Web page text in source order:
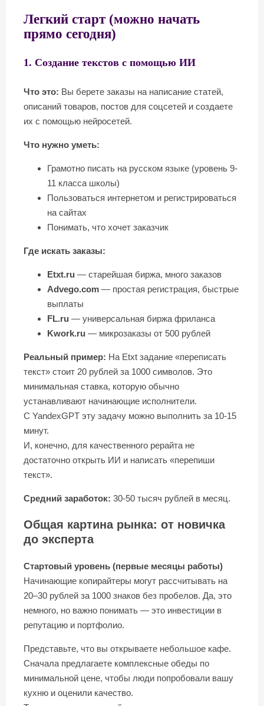
Легкий старт (можно начать
прямо сегодня)
1. Создание текстов с помощью ИИ
Что это: Вы берете заказы на написание статей,
описаний товаров, постов для соцсетей и создаете
их с помощью нейросетей.
Что нужно уметь:
Грамотно писать на русском языке (уровень 9-
11 класса школы)
Пользоваться интернетом и регистрироваться
на сайтах
Понимать, что хочет заказчик
Где искать заказы:
Etxt.ru — старейшая биржа, много заказов
Advego.com — простая регистрация, быстрые
выплаты
FL.ru — универсальная биржа фриланса
Kwork.ru — микрозаказы от 500 рублей
Реальный пример: На Etxt задание «переписать
текст» стоит 20 рублей за 1000 символов. Это
минимальная ставка, которую обычно
устанавливают начинающие исполнители.
С YandexGPT эту задачу можно выполнить за 10-15
минут.
И, конечно, для качественного рерайта не
достаточно открыть ИИ и написать «перепиши
текст».
Средний заработок: 30-50 тысяч рублей в месяц.
Общая картина рынка: от новичка
до эксперта
Стартовый уровень (первые месяцы работы)
Начинающие копирайтеры могут рассчитывать на
20–30 рублей за 1000 знаков без пробелов. Да, это
немного, но важно понимать — это инвестиции в
репутацию и портфолио.
Представьте, что вы открываете небольшое кафе.
Сначала предлагаете комплексные обеды по
минимальной цене, чтобы люди попробовали вашу
кухню и оценили качество.